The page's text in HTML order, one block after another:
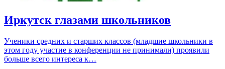
Иркутск глазами школьников
Ученики средних и старших классов (младшие школьники в
этом году участие в конференции не принимали) проявили
больше всего интереса к…